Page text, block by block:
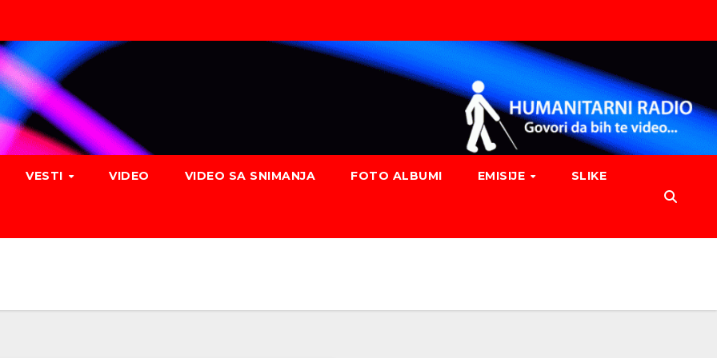
VESTI VIDEO VIDEO SA SNIMANJA FOTO ALBUMI EMISIJE SLIKE